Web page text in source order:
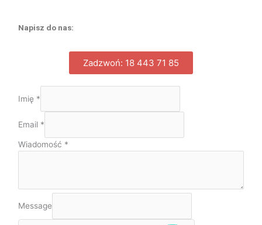
Napisz do nas:
Zadzwoń: 18 443 71 85
Imię *
Email *
Wiadomość *
Message